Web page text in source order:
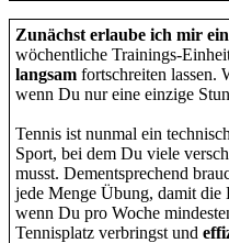
Zunächst erlaube ich mir
wöchentliche Trainings-
langsam fortschreiten lassen.
wenn Du nur eine einzige
Tennis ist nunmal ein
Sport, bei dem Du viele
musst. Dementsprechend
jede Menge Übung, damit die
wenn Du pro Woche
Tennisplatz verbringst und